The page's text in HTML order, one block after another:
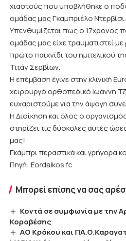
χιαστούς που υποβλήθηκε ο
ομάδας μας Γκαμπριέλο Ντερβίσι.
Υπενθυμίζεται πως ο 17χρονος
ομάδας μας είχε τραυματιστεί
πρώτο παιχνίδι του ημιτελικού
Τιτάν Σερβίων.
Η επέμβαση έγινε στην κλινική
χειρουργό ορθοπεδικό Ιωάννη
ευχαριστούμε για την άψογη
Η Διοίκηση και όλος ο
στηρίζει τις δύσκολες αυτές
μας!
Γκάμπρι περαστικά και γρήγορα
Πηγή: Eordaikos fc
Μπορεί επίσης να σας
Κοντά σε συμφωνία με την
Κοροβέσης
ΑΟ Κρόκου και